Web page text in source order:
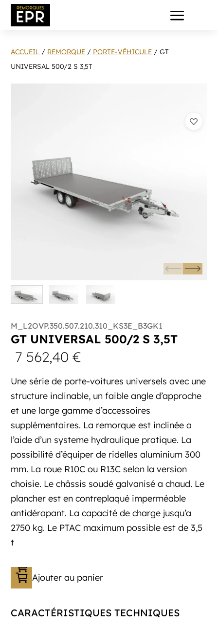
a
ACCUEIL / REMORQUE / PORTE-VÉHICULE / GT
UNIVERSAL 500/2 S 3,5T
M_L2OVP.350.507.210.310_KS3E_B3GK1
GT UNIVERSAL 500/2 S 3,5T
7 562,40€
Une série de porte-voitures universels avec une
structure inclinable, un faible angle d’approche
et une large gamme d’accessoires
supplémentaires. La remorque est inclinée a
l’aide d’un systeme hydraulique pratique. La
possibilité d’équiper de ridelles aluminium 300
mm. La roue R10C ou R13C selon la version
choisie. Le châssis soudé galvanisé a chaud. Le
plancher est en contreplaqué imperméable
antidérapant. La capacité de charge jusqu’a
2750 kg. Le PTAC maximum possible est de 3,5
t
Ajouter au panier
CARACTÉRISTIQUES TECHNIQUES